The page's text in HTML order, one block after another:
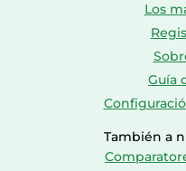
Los
Guía
También a